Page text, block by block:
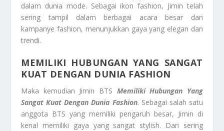
dalam dunia mode. Sebagai ikon fashion, Jimin telah
sering tampil dalam berbagai acara besar dan
kampanye fashion, menunjukkan gaya yang elegan dan
trendi.
MEMILIKI HUBUNGAN YANG SANGAT
KUAT DENGAN DUNIA FASHION
Maka kemudian Jimin BTS Memiliki Hubungan Yang
Sangat Kuat Dengan Dunia Fashion. Sebagai salah satu
anggota BTS yang memiliki pengaruh besar, Jimin di
kenal memiliki gaya yang sangat stylish. Dan sering